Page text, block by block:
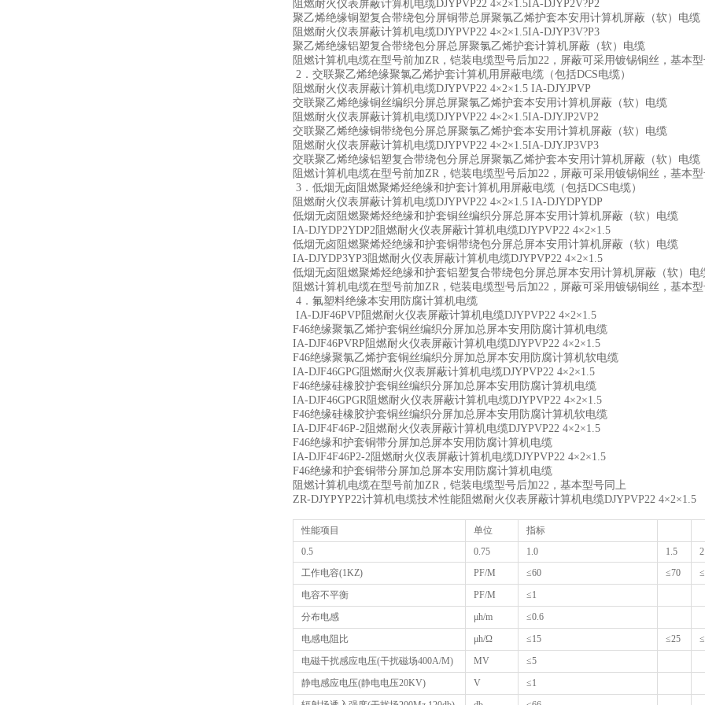
阻燃耐火仪表屏蔽计算机电缆DJYPVP22 4×2×1.5IA-DJYP2V?P2
聚乙烯绝缘铜塑复合带绕包分屏铜带总屏聚氯乙烯护套本安用计算机屏蔽（软）电缆
阻燃耐火仪表屏蔽计算机电缆DJYPVP22 4×2×1.5IA-DJYP3V?P3
聚乙烯绝缘铝塑复合带绕包分屏总屏聚氯乙烯护套计算机屏蔽（软）电缆
阻燃计算机电缆在型号前加ZR，铠装电缆型号后加22，屏蔽可采用镀锡铜丝，基本型
2．交联聚乙烯绝缘聚氯乙烯护套计算机用屏蔽电缆（包括DCS电缆）
阻燃耐火仪表屏蔽计算机电缆DJYPVP22 4×2×1.5 IA-DJYJPVP
交联聚乙烯绝缘铜丝编织分屏总屏聚氯乙烯护套本安用计算机屏蔽（软）电缆
阻燃耐火仪表屏蔽计算机电缆DJYPVP22 4×2×1.5IA-DJYJP2VP2
交联聚乙烯绝缘铜带绕包分屏总屏聚氯乙烯护套本安用计算机屏蔽（软）电缆
阻燃耐火仪表屏蔽计算机电缆DJYPVP22 4×2×1.5IA-DJYJP3VP3
交联聚乙烯绝缘铝塑复合带绕包分屏总屏聚氯乙烯护套本安用计算机屏蔽（软）电缆
阻燃计算机电缆在型号前加ZR，铠装电缆型号后加22，屏蔽可采用镀锡铜丝，基本型
3．低烟无卤阻燃聚烯烃绝缘和护套计算机用屏蔽电缆（包括DCS电缆）
阻燃耐火仪表屏蔽计算机电缆DJYPVP22 4×2×1.5 IA-DJYDPYDP
低烟无卤阻燃聚烯烃绝缘和护套铜丝编织分屏总屏本安用计算机屏蔽（软）电缆
IA-DJYDP2YDP2阻燃耐火仪表屏蔽计算机电缆DJYPVP22 4×2×1.5
低烟无卤阻燃聚烯烃绝缘和护套铜带绕包分屏总屏本安用计算机屏蔽（软）电缆
IA-DJYDP3YP3阻燃耐火仪表屏蔽计算机电缆DJYPVP22 4×2×1.5
低烟无卤阻燃聚烯烃绝缘和护套铝塑复合带绕包分屏总屏本安用计算机屏蔽（软）电
阻燃计算机电缆在型号前加ZR，铠装电缆型号后加22，屏蔽可采用镀锡铜丝，基本型
4．氟塑料绝缘本安用防腐计算机电缆
IA-DJF46PVP阻燃耐火仪表屏蔽计算机电缆DJYPVP22 4×2×1.5
F46绝缘聚氯乙烯护套铜丝编织分屏加总屏本安用防腐计算机电缆
IA-DJF46PVRP阻燃耐火仪表屏蔽计算机电缆DJYPVP22 4×2×1.5
F46绝缘聚氯乙烯护套铜丝编织分屏加总屏本安用防腐计算机软电缆
IA-DJF46GPG阻燃耐火仪表屏蔽计算机电缆DJYPVP22 4×2×1.5
F46绝缘硅橡胶护套铜丝编织分屏加总屏本安用防腐计算机电缆
IA-DJF46GPGR阻燃耐火仪表屏蔽计算机电缆DJYPVP22 4×2×1.5
F46绝缘硅橡胶护套铜丝编织分屏加总屏本安用防腐计算机软电缆
IA-DJF4F46P-2阻燃耐火仪表屏蔽计算机电缆DJYPVP22 4×2×1.5
F46绝缘和护套铜带分屏加总屏本安用防腐计算机电缆
IA-DJF4F46P2-2阻燃耐火仪表屏蔽计算机电缆DJYPVP22 4×2×1.5
F46绝缘和护套铜带分屏加总屏本安用防腐计算机电缆
阻燃计算机电缆在型号前加ZR，铠装电缆型号后加22，基本型号同上
ZR-DJYPYP22计算机电缆技术性能阻燃耐火仪表屏蔽计算机电缆DJYPVP22 4×2×1.5
性能项目 单位
指标
0.5
0.75 1.0 1.5
工作电容(1KZ)
PF/M ≤60 ≤70
电容不平衡
PF/M
≤1
分布电感
μh/m
≤0.6
电感电阻比
μh/Ω ≤15 ≤25
电磁干扰感应电压(干扰磁场400A/M)
MV
≤5
静电感应电压(静电电压20KV)
V
≤1